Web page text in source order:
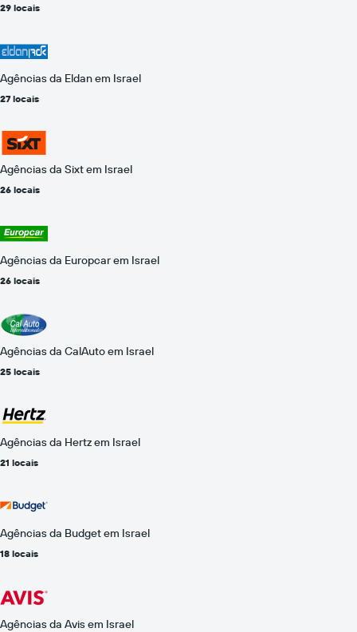
29 locais
Agências da Eldan em Israel
27 locais
Agências da Sixt em Israel
26 locais
Agências da Europcar em Israel
26 locais
Agências da CalAuto em Israel
25 locais
Agências da Hertz em Israel
21 locais
Agências da Budget em Israel
18 locais
Agências da Avis em Israel